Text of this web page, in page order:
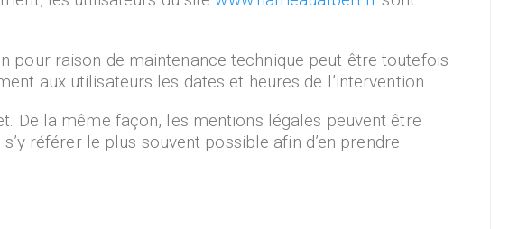
pour raison de maintenance technique peut être toutefois
aux utilisateurs les dates et heures de l’intervention.
De la même façon, les mentions légales peuvent être
référer le plus souvent possible afin d’en prendre